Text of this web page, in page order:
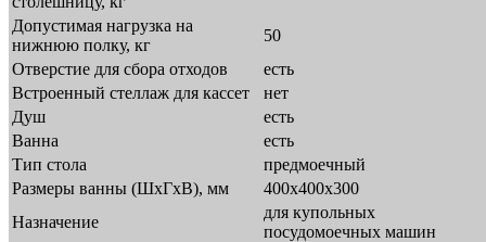
Допустимая нагрузка на
нижнюю полку, кг
50
Отверстие для сбора отходов
есть
Встроенный стеллаж для кассет
нет
Душ
есть
Ванна
есть
Тип стола
предмоечный
Размеры ванны (ШхГхВ), мм
400x400x300
Назначение
для купольных
посудомоечных машин